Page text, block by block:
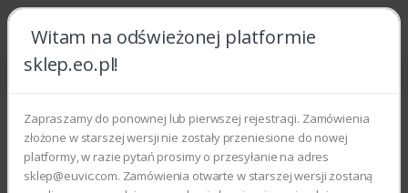
Witam na odświeżonej platformie
sklep.eo.pl!
Zapraszamy do ponownej lub pierwszej rejestracji. Zamówienia
złożone w starszej wersji nie zostały przeniesione do nowej
platformy, w razie pytań prosimy o przesyłanie na adres
sklep@euvic.com. Zamówienia otwarte w starszej wersji zostaną
Strona główna Urządzenia drukujące
Urządzenia drukujące
Wyświetlono 0–0 z 0 wyników